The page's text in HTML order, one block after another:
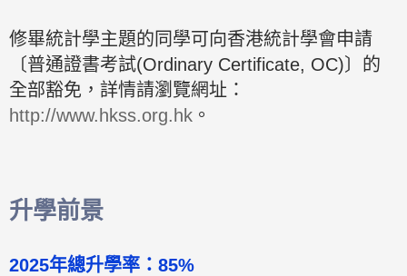
修畢統計學主題的同學可向香港統計學會申請
〔普通證書考試(Ordinary Certificate, OC)〕的
全部豁免，詳情請瀏覽網址：
http://www.hkss.org.hk 。
升學前景
2025年總升學率：85%